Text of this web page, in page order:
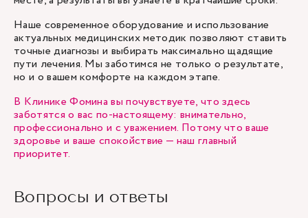
Наше современное оборудование и использование
актуальных медицинских методик позволяют ставить
точные диагнозы и выбирать максимально щадящие
пути лечения. Мы заботимся не только о результате,
но и о вашем комфорте на каждом этапе.
В Клинике Фомина вы почувствуете, что здесь
заботятся о вас по-настоящему: внимательно,
профессионально и с уважением. Потому что ваше
здоровье и ваше спокойствие — наш главный
приоритет.
Вопросы и ответы